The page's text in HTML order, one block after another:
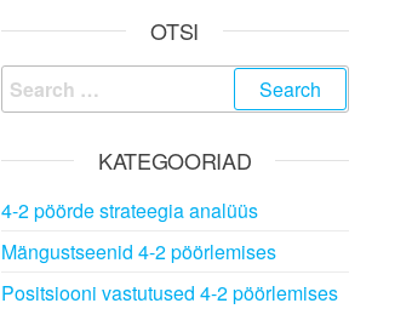
OTSI
Search
for:
KATEGOORIAD
4-2 pöörde strateegia analüüs
Mängustseenid 4-2 pöörlemises
Positsiooni vastutused 4-2 pöörlemises